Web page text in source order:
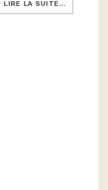
LIRE LA SUITE...